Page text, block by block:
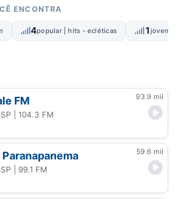
ENCONTRA
4popular | hits - ecléticas 1jovem |
FM 93.9 mil
| 104.3 FM
Paranapanema 59.6 mil
| 99.1 FM